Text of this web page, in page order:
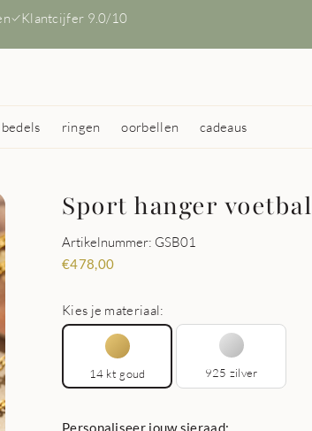
Klantcijfer 9.0/10
ringen oorbellen cadeaus
Sport hanger voetbal
Artikelnummer: GSB01
€478,00
Kies je materiaal:
14 kt goud 925 zilver
Personaliseer jouw sieraad: